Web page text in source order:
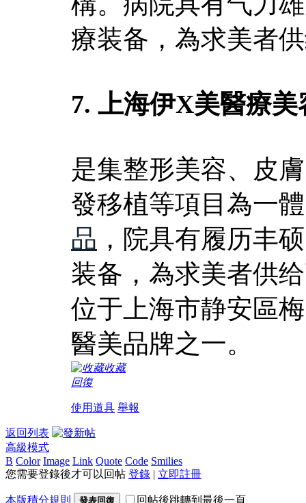
療装备，為求美者
7. 上海伊X美醫療美
是集整形美容、皮
發移植等項目為一
品 ，院具有履历丰
装备，為求美者供
位于上海市静安區
醫美品牌之一。
收藏
回復
使用道具 舉報
返回列表
高級模式
B Color Image Link Quote Code Smilies
您需要登錄後才可以回帖 登錄 | 立即註冊
本版積分規則 發表回復 回帖後跳轉到最後一頁